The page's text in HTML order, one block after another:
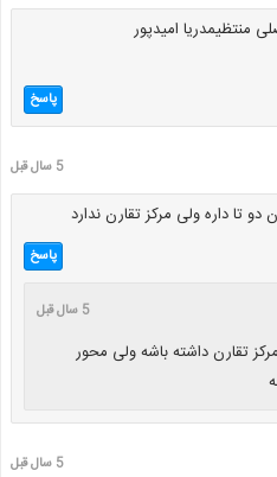
منتظیمدریا امیدپور
پاسخ
5 سال قبل
تا داره ولی مرکز تقارن ندارد
پاسخ
5 سال قبل
تقارن داشته باشه ولی محور
5 سال قبل